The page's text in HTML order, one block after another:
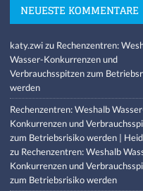
NEUESTE KOMMENTARE
katy.zwizu Rechenzentren:
Wasser-Konkurrenzen und
Verbrauchsspitzen zum
werden
Rechenzentren: Weshalb
Konkurrenzen und
zum Betriebsrisiko werden |
zu Rechenzentren: Weshalb
Konkurrenzen und
zum Betriebsrisiko werden